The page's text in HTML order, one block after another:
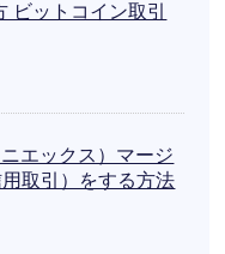
ビットコイン取引
エックス）マージ
取引）をする方法